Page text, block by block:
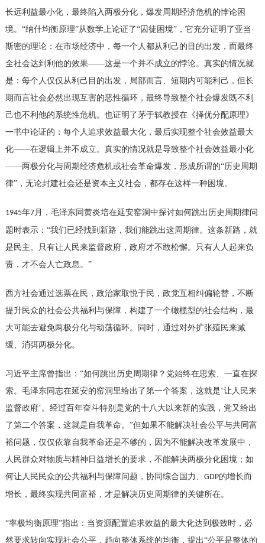
长远利益最小化，最终陷入两极分化，爆发周期经济危机的悖论困
境。“纳什均衡原理”从数学上论证了“囚徒困境”，它充分证明了亚当·
斯密的理论：在市场经济中，每一个人都从利己的目的出发，而最终
全社会达到利他的效果——这是一个并不成立的悖论。真实的情况就
是：每个人仅仅从利己目的出发，局部而言、短期内可能利己，但长
期而言社会必然出现互害的恶性循环，最终导致整个社会爆发既不利
己也不利他的系统性危机。也证明了茅于轼教授在《择优分配原理》
一书中论证的：每个人追求效益最大化，最后实现整个社会效益最大
化——在逻辑上并不成立。真实的情况就是导致整个社会效益最小化
——两极分化与周期经济危机或社会革命爆发，形成所谓的“历史周期
律”，无论封建社会还是资本主义社会，都存在这样一种困境。
1945年7月，毛泽东同黄炎培在延安窑洞中探讨如何跳出历史周期律问
题时表示：“我们已经找到新路，我们能跳出这周期律。这条新路，就
是民主。只有让人民来监督政府，政府才不敢松懈。只有人人起来负
责，才不会人亡政息。”
西方社会通过选票在民，政治家取悦于民，政党互相纠偏轮替，不断
提升民众的社会公共福利与保障，构建了一个橄榄型的社会结构，最
大可能去避免两极分化与动荡循环。同时，通过对外扩张殖民来减
缓、消弭两极分化。
习近平主席曾指出： “如何跳出历史周期律？党始终在思索、一直在探
索。毛泽东同志在延安的窑洞里给出了第一个答案，这就是‘让人民来
监督政府’。经过百年奋斗特别是党的十八大以来新的实践，党又给出
了第二个答案，这就是自我革命。”但如果不能解决社会公平与共同富
裕问题，仅仅依靠自我革命还是不够的，因为不能解决改革发展中，
人民群众对物质与精神日益增长的要求，不能解决两极分化困境；如
何让人民民众的公共福利与保障问题，协同综合国力、 GDP的增长而
增长，最终实现共同富裕，才是解决历史周期律的关键所在。
“率极均衡原理”指出：当资源配置追求效益的最大化达到极致时，必
然要求转向实现社会公平，趋向整体系统的均衡，提出“公平是整体的